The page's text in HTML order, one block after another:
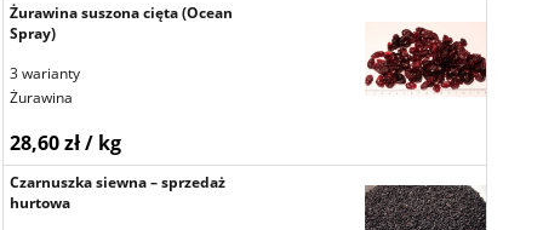
Żurawina suszona cięta (Ocean
Spray)
3 warianty
Żurawina
28,60 zł / kg
Czarnuszka siewna – sprzedaż
hurtowa